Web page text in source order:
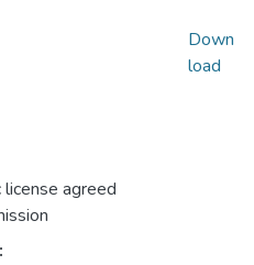
agreed
Down
load